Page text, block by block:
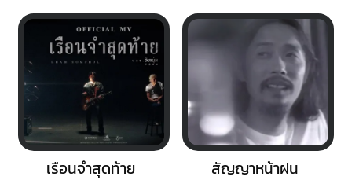
เรือนจำสุดท้าย สัญญาหน้าฝน